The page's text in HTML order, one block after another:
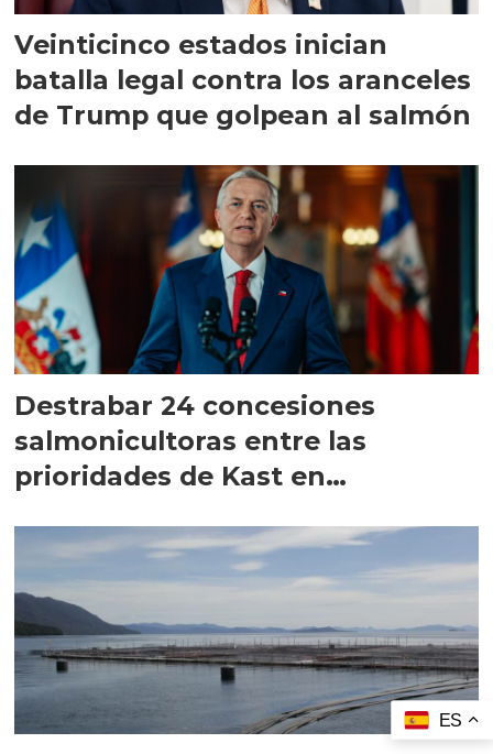
Veinticinco estados inician
batalla legal contra los aranceles
de Trump que golpean al salmón
Destrabar 24 concesiones
salmonicultoras entre las
prioridades de Kast en
ES